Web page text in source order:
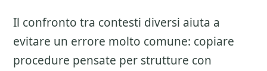
Il confronto tra contesti diversi aiuta a
evitare un errore molto comune: copiare
procedure pensate per strutture con